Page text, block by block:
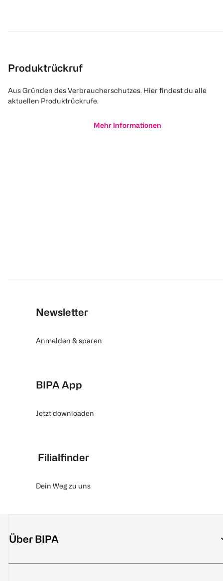
Produktrückruf
Aus Gründen des Verbraucherschutzes. Hier findest du alle
aktuellen Produktrückrufe.
Mehr Informationen
Newsletter
Anmelden & sparen
BIPA App
Jetzt downloaden
Filialfinder
Dein Weg zu uns
Über BIPA